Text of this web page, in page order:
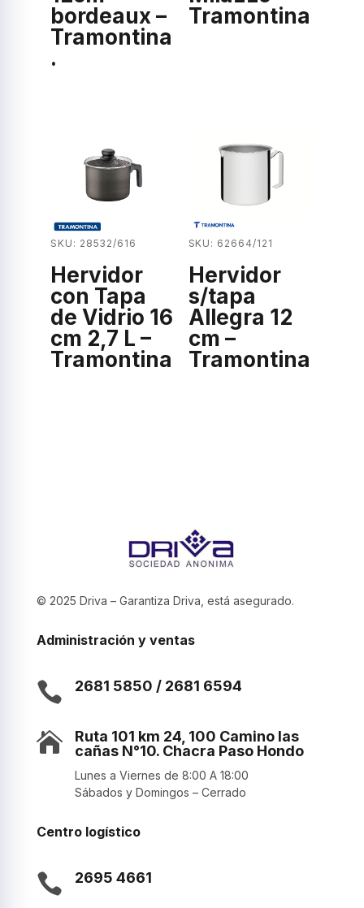
bordeaux –
Tramontina
.
Tramontina
SKU: 28532/616
Hervidor
con Tapa
de Vidrio 16
cm 2,7 L –
Tramontina
SKU: 62664/121
Hervidor
s/tapa
Allegra 12
cm –
Tramontina
© 2025 Driva – Garantiza Driva, está asegurado.
Administración y ventas
 2681 5850 / 2681 6594

Ruta 101 km 24, 100 Camino las
cañas N°10. Chacra Paso Hondo
Lunes a Viernes de 8:00 A 18:00
Sábados y Domingos – Cerrado
Centro logístico
 2695 4661